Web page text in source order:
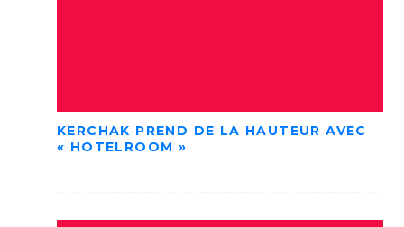
KERCHAK PREND DE LA HAUTEUR AVEC
« HOTELROOM »